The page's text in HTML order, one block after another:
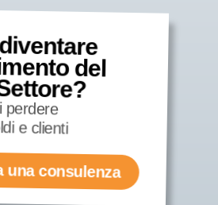
del
perdere
e clienti
una consulenza